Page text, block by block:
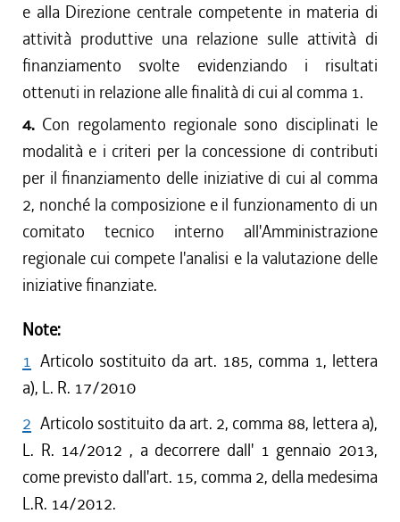
e alla Direzione centrale competente in materia di
attività produttive una relazione sulle attività di
finanziamento svolte evidenziando i risultati
ottenuti in relazione alle finalità di cui al comma 1.
4. Con regolamento regionale sono disciplinati le
modalità e i criteri per la concessione di contributi
per il finanziamento delle iniziative di cui al comma
2, nonché la composizione e il funzionamento di un
comitato tecnico interno all'Amministrazione
regionale cui compete l'analisi e la valutazione delle
iniziative finanziate.
Note:
1 Articolo sostituito da art. 185, comma 1, lettera
a), L. R. 17/2010
2 Articolo sostituito da art. 2, comma 88, lettera a),
L. R. 14/2012 , a decorrere dall' 1 gennaio 2013,
come previsto dall'art. 15, comma 2, della medesima
L.R. 14/2012.